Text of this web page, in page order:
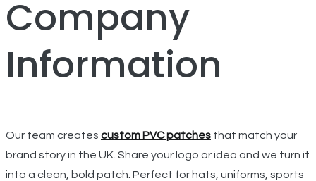
Company
Information
Our team creates custom PVC patches that match your
brand story in the UK. Share your logo or idea and we turn it
into a clean, bold patch. Perfect for hats, uniforms, sports